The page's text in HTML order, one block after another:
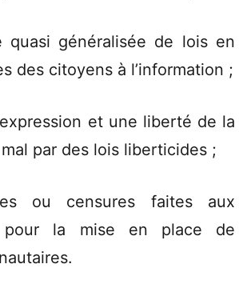
quasi généralisée de lois en
des citoyens à l’information ;
et une liberté de la
par des lois liberticides ;
ou censures faites aux
pour la mise en place de